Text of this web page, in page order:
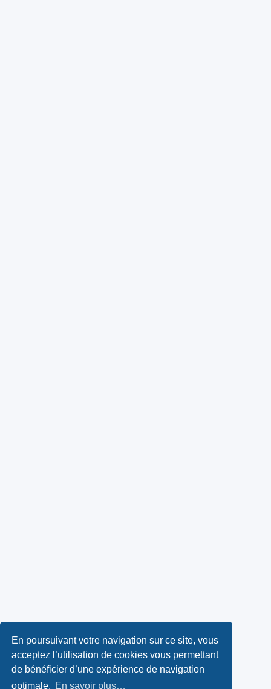
En poursuivant votre navigation sur ce site, vous
acceptez l’utilisation de cookies vous permettant
de bénéficier d’une expérience de navigation
optimale. En savoir plus…